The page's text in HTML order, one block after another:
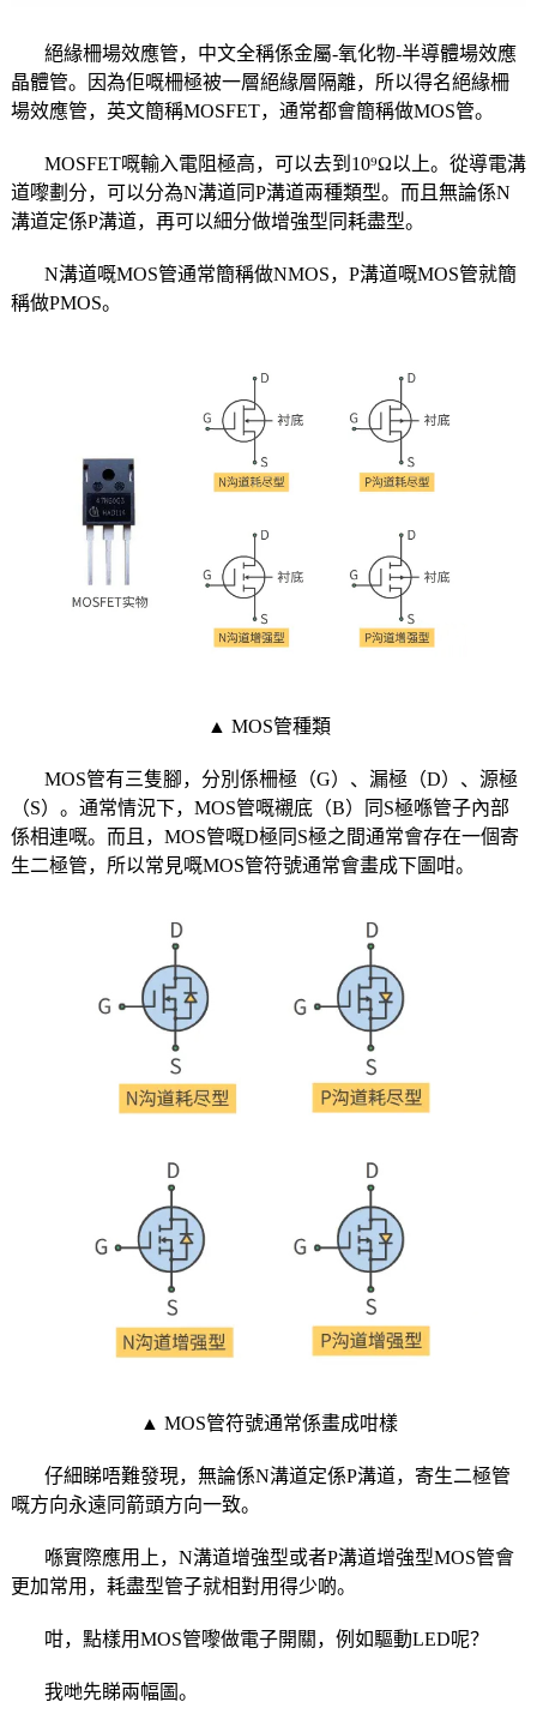
絕緣柵場效應管，中文全稱係金屬-氧化物-半導體場效應
晶體管。因為佢嘅柵極被一層絕緣層隔離，所以得名絕緣柵
場效應管，英文簡稱MOSFET，通常都會簡稱做MOS管。
MOSFET嘅輸入電阻極高，可以去到10⁹Ω以上。從導電溝
道嚟劃分，可以分為N溝道同P溝道兩種類型。而且無論係N
溝道定係P溝道，再可以細分做增強型同耗盡型。
N溝道嘅MOS管通常簡稱做NMOS，P溝道嘅MOS管就簡
稱做PMOS。
▲ MOS管種類
MOS管有三隻腳，分別係柵極（G）、漏極（D）、源極
（S）。通常情況下，MOS管嘅襯底（B）同S極喺管子內部
係相連嘅。而且，MOS管嘅D極同S極之間通常會存在一個寄
生二極管，所以常見嘅MOS管符號通常會畫成下圖咁。
▲ MOS管符號通常係畫成咁樣
仔細睇唔難發現，無論係N溝道定係P溝道，寄生二極管
嘅方向永遠同箭頭方向一致。
喺實際應用上，N溝道增強型或者P溝道增強型MOS管會
更加常用，耗盡型管子就相對用得少啲。
咁，點樣用MOS管嚟做電子開關，例如驅動LED呢？
我哋先睇兩幅圖。